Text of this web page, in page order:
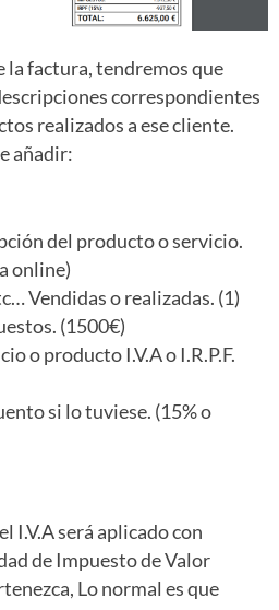
la factura, tendremos que
correspondientes
realizados a ese cliente.
añadir:
del producto o servicio.
online)
Vendidas o realizadas. (1)
(1500€)
o producto I.V.A o I.R.P.F.
si lo tuviese. (15% o
I.V.A será aplicado con
de Impuesto de Valor
Lo normal es que